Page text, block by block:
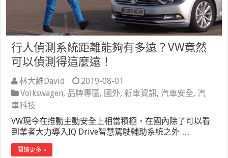
行人偵測系統距離能夠有多遠？VW竟然
可以偵測得這麼遠！
林大維David
2019-08-01
Volkswagen, 品牌專區, 國外,新車資訊, 汽車安全, 汽
車科技
VW現今在推動主動安全上相當積極，在國內除了可以看
到業者大力導入IQ Drive智慧駕駛輔助系統之外 …
閱讀更多 »